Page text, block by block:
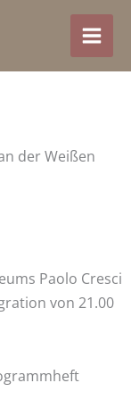
der Weißen
Paolo Cresci
von 21.00